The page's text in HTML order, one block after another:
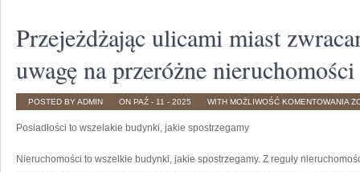
Przejeżdżając ulicami miast
uwagę na przeróżne nieruchomości
POSTED BY ADMIN ON PAŹ - 11 - 2025 WITH MOŻLIWOŚĆ KOMENTOWANIA
Posiadłości to wszelakie budynki, jakie spostrzegamy
Nieruchomości to wszelkie budynki, jakie spostrzegamy. Z reguły